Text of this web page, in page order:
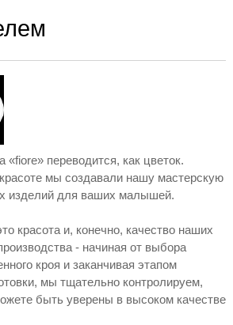
«fiore» переводится, как цветок.
мы создавали нашу мастерскую
изделий для ваших малышей.
красота и, конечно, качество наших
- начиная от выбора
кроя и заканчивая этапом
мы тщательно контролируем,
быть уверены в высоком качестве